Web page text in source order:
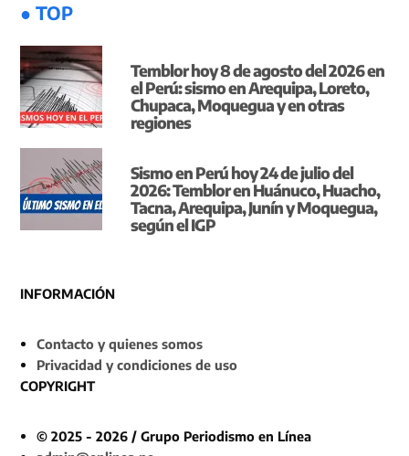
● TOP
Temblor hoy 8 de agosto del 2026 en
el Perú: sismo en Arequipa, Loreto,
Chupaca, Moquegua y en otras
regiones
Sismo en Perú hoy 24 de julio del
2026: Temblor en Huánuco, Huacho,
Tacna, Arequipa, Junín y Moquegua,
según el IGP
INFORMACIÓN
Contacto y quienes somos
Privacidad y condiciones de uso
COPYRIGHT
© 2025 - 2026 / Grupo Periodismo en Línea